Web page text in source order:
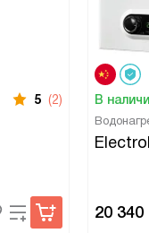
5 (2) В
20 340